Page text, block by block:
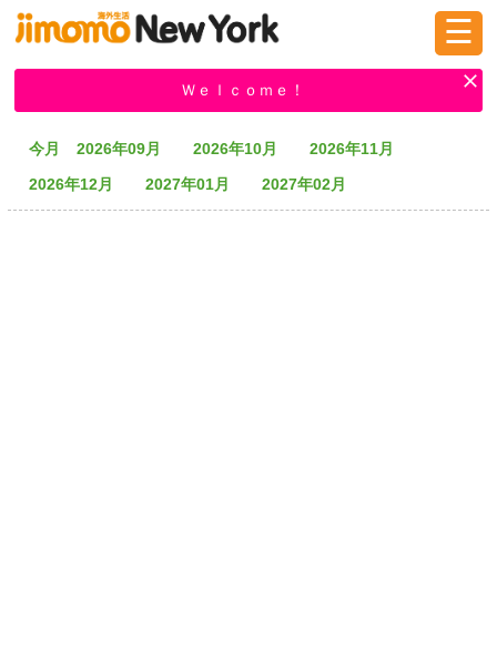
掲示板 タウン情報 教えて！
☰
Ｗｅｌｃｏｍｅ！
今月 2026年09月 2026年10月
2026年11月
2026年12月
2027年01月 2027年02月